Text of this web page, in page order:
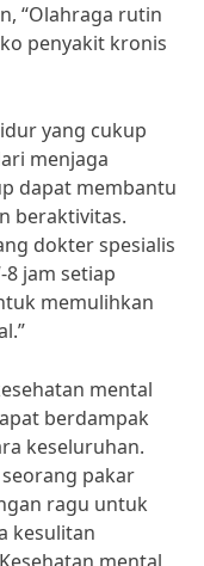
“Olahraga rutin
penyakit kronis
yang cukup
menjaga
dapat membantu
beraktivitas.
dokter spesialis
jam setiap
memulihkan
mental
berdampak
keseluruhan.
seorang pakar
ragu untuk
kesulitan